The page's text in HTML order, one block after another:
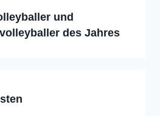
und
des Jahres